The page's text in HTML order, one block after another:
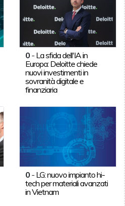
0 - La sfida dell'IA in
Europa: Deloitte chiede
nuovi investimenti in
sovranità digitale e
finanziaria
0 - LG: nuovo impianto hi-
tech per materiali avanzati
in Vietnam